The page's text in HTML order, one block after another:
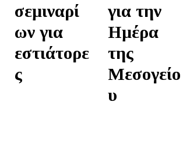
σεμιναρί
ων για
εστιάτορε
ς
για την
Ημέρα
της
Μεσογείο
υ